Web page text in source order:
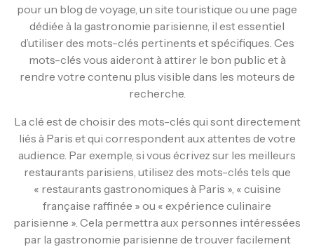
pour un blog de voyage, un site touristique ou une page
dédiée à la gastronomie parisienne, il est essentiel
d’utiliser des mots-clés pertinents et spécifiques. Ces
mots-clés vous aideront à attirer le bon public et à
rendre votre contenu plus visible dans les moteurs de
recherche.
La clé est de choisir des mots-clés qui sont directement
liés à Paris et qui correspondent aux attentes de votre
audience. Par exemple, si vous écrivez sur les meilleurs
restaurants parisiens, utilisez des mots-clés tels que
« restaurants gastronomiques à Paris », « cuisine
française raffinée » ou « expérience culinaire
parisienne ». Cela permettra aux personnes intéressées
par la gastronomie parisienne de trouver facilement